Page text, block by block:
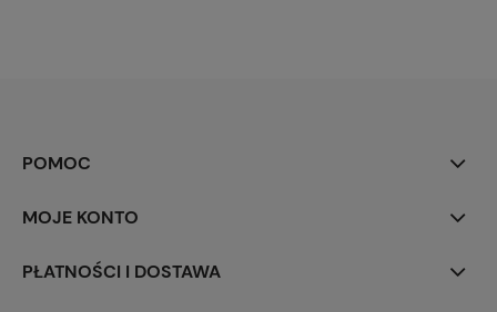
POMOC
MOJE KONTO
PŁATNOŚCI I DOSTAWA